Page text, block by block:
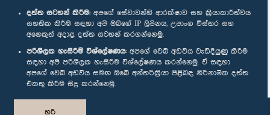
දත්ත සටහන් කිරීම: අපගේ සේවාවන්හි ආරක්ෂාව සහ ක්‍රියාකාරීත්වය
සහතික කිරීම සඳහා අපි ඔබගේ IP ලිපිනය, උපාංග විස්තර සහ
අනෙකුත් අදාළ දත්ත සටහන් කරගන්නෙමු.
පරිශීලක හැසිරීම් විශ්ලේෂණය: අපගේ වෙබ් අඩවිය වැඩිදියුණු කිරීම
සඳහා අපි පරිශීලක හැසිරීම විශ්ලේෂණය කරන්නෙමු. ඒ සඳහා
අපගේ වෙබ් අඩවිය සමඟ ඔබේ අන්තර්ක්‍රියා පිළිබඳ නිර්නාමික දත්ත
එකතු කිරීම සිදු කරන්නෙමු.
හරි
අප හා සම්බන්ධ වී සිටින්න :
සම්මාන
පෞද්ගලිකත්ව ප්‍රතිපත්තිය